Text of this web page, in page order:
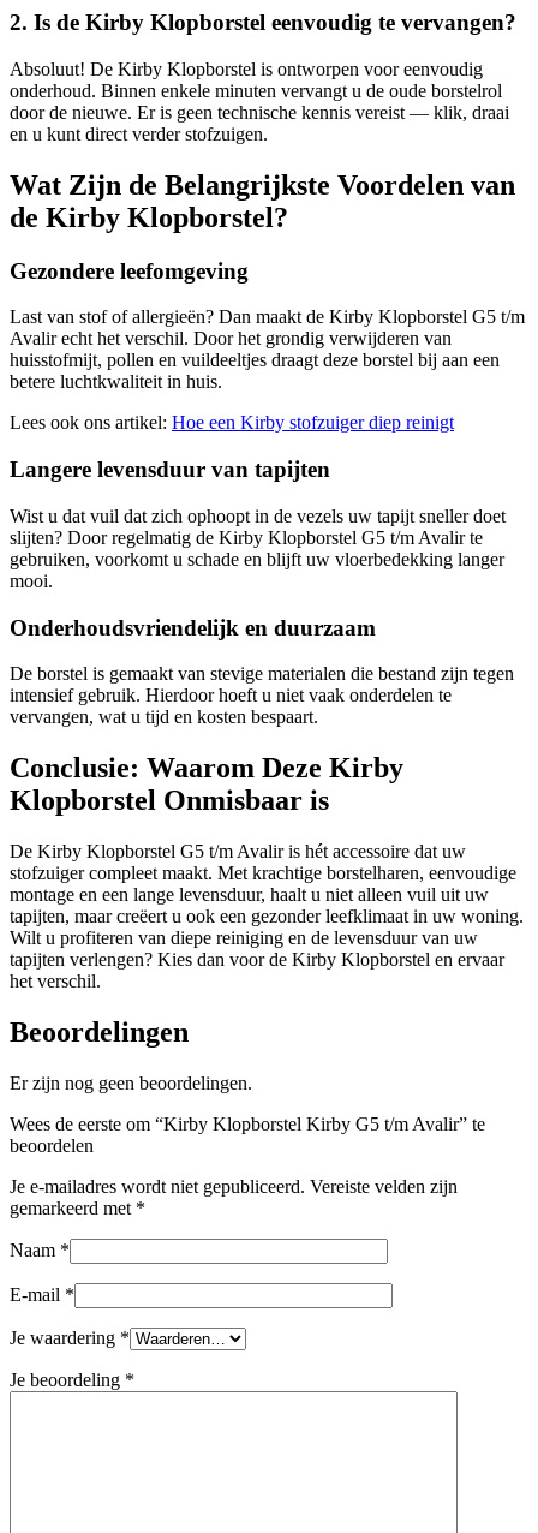
2. Is de Kirby Klopborstel eenvoudig te vervangen?
Absoluut! De Kirby Klopborstel is ontworpen voor eenvoudig
onderhoud. Binnen enkele minuten vervangt u de oude borstelrol
door de nieuwe. Er is geen technische kennis vereist — klik, draai
en u kunt direct verder stofzuigen.
Wat Zijn de Belangrijkste Voordelen van
de Kirby Klopborstel?
Gezondere leefomgeving
Last van stof of allergieën? Dan maakt de Kirby Klopborstel G5 t/m
Avalir echt het verschil. Door het grondig verwijderen van
huisstofmijt, pollen en vuildeeltjes draagt deze borstel bij aan een
betere luchtkwaliteit in huis.
Lees ook ons artikel: Hoe een Kirby stofzuiger diep reinigt
Langere levensduur van tapijten
Wist u dat vuil dat zich ophoopt in de vezels uw tapijt sneller doet
slijten? Door regelmatig de Kirby Klopborstel G5 t/m Avalir te
gebruiken, voorkomt u schade en blijft uw vloerbedekking langer
mooi.
Onderhoudsvriendelijk en duurzaam
De borstel is gemaakt van stevige materialen die bestand zijn tegen
intensief gebruik. Hierdoor hoeft u niet vaak onderdelen te
vervangen, wat u tijd en kosten bespaart.
Conclusie: Waarom Deze Kirby
Klopborstel Onmisbaar is
De Kirby Klopborstel G5 t/m Avalir is hét accessoire dat uw
stofzuiger compleet maakt. Met krachtige borstelharen, eenvoudige
montage en een lange levensduur, haalt u niet alleen vuil uit uw
tapijten, maar creëert u ook een gezonder leefklimaat in uw woning.
Wilt u profiteren van diepe reiniging en de levensduur van uw
tapijten verlengen? Kies dan voor de Kirby Klopborstel en ervaar
het verschil.
Beoordelingen
Er zijn nog geen beoordelingen.
Wees de eerste om “Kirby Klopborstel Kirby G5 t/m Avalir” te
beoordelen
Je e-mailadres wordt niet gepubliceerd. Vereiste velden zijn
gemarkeerd met *
Naam *
E-mail *
Je waardering *
Je beoordeling *